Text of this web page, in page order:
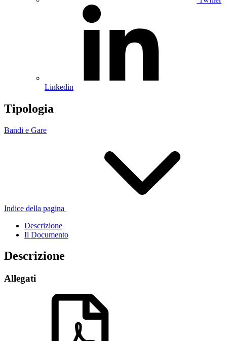
Linkedin
Tipologia
Bandi e Gare
Indice della pagina
Descrizione
Il Documento
Descrizione
Allegati